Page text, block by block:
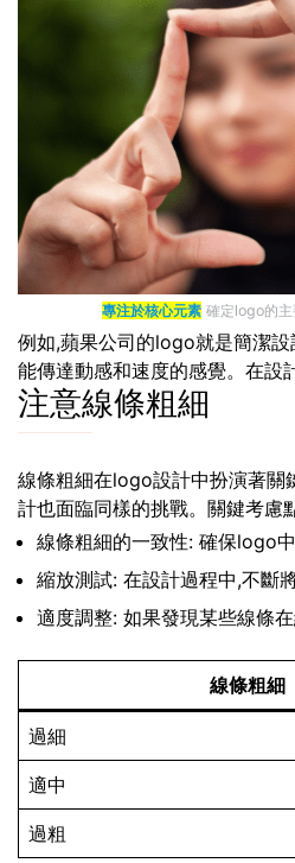
專注於核心元素 確定logo的主
例如,蘋果公司的logo就是簡潔
能傳達動感和速度的感覺。在設
注意線條粗細
線條粗細在logo設計中扮演著關
計也面臨同樣的挑戰。關鍵考慮
線條粗細的一致性: 確保logo
縮放測試: 在設計過程中,不斷
適度調整: 如果發現某些線條
線條粗細
過細
適中
過粗